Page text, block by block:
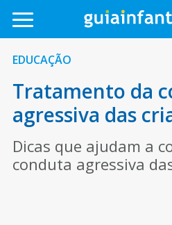
EDUCAÇÃO
Tratamento da
agressiva das
Dicas que ajudam a
conduta agressiva